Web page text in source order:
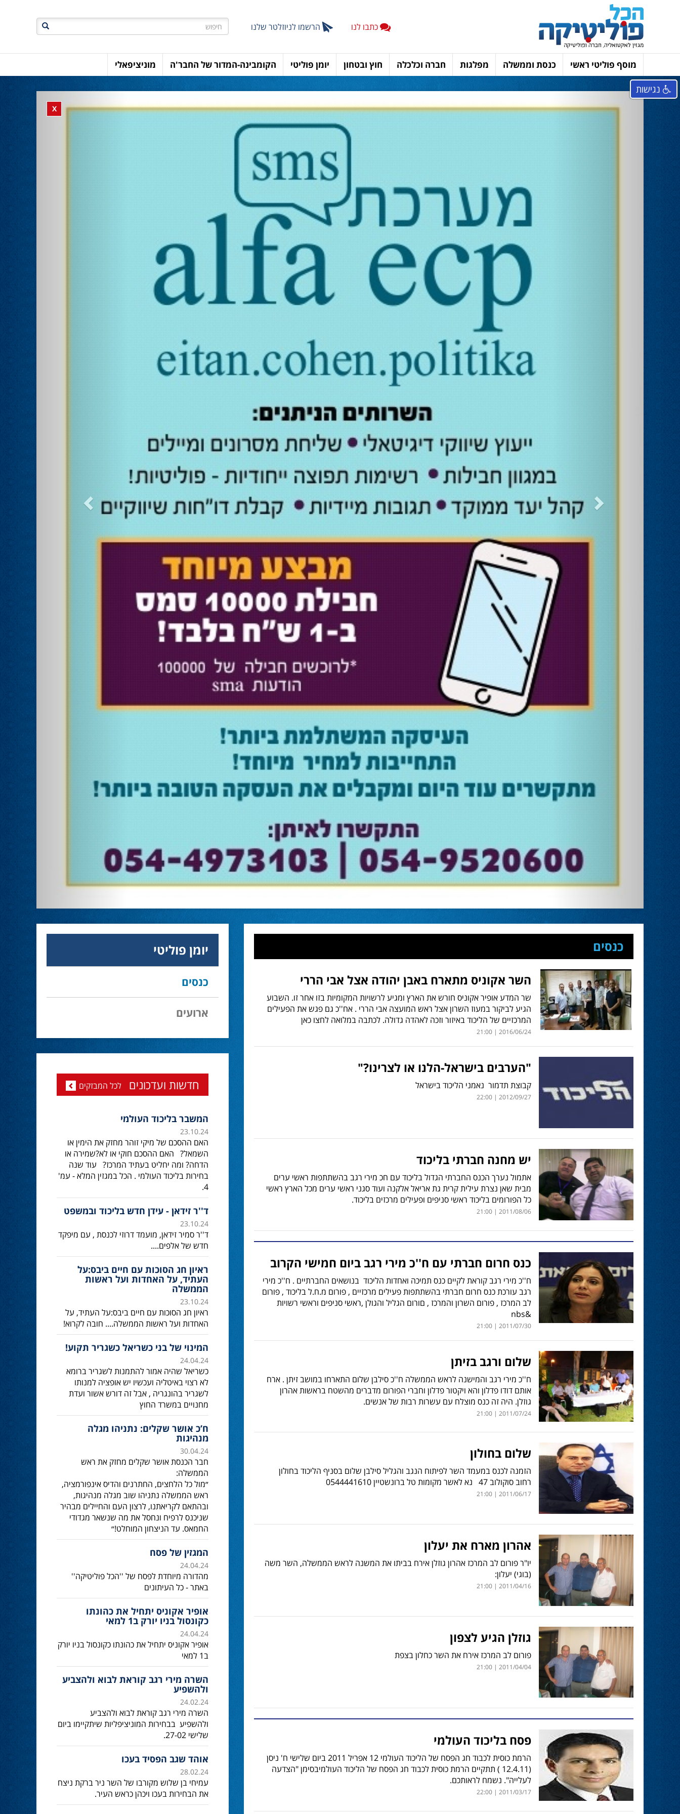
חיפוש כתבו לנו הרשמו לניוזלטר שלנו
מוסף פוליטי ראשי כנסת וממשלה מפלגות חברה וכלכלה חוץ ובטחון יומן פוליטי הקומבינה-המדור של החבר'ה מוניציפאלי
Close banner
X
כנסים
השר אקוניס מתארח באבן יהודה אצל אבי הררי
שר המדע אופיר אקוניס חורש את הארץ ומגיע לרשויות המקומיות בזו אחר זו. השבוע
הגיע לביקור במעוז השרון אצל ראש המועצה אבי הררי . אח''כ גם פגש את הפעילים
המרכזיים של הליכוד באיזור וזכה לאהדה גדולה. לכתבה במלואה לחצו כאן
2016/06/24 | 21:00
"הערבים בישראל-הלנו או לצרינו?"
קבוצת תדמור נאמני הליכוד בישראל
2012/09/27 | 22:00
יש מחנה חברתי בליכוד
אתמול נערך הכנס החברתי הגדול בליכוד עם חכ מירי רגב בהשתתפות ראשי ערים
מבית שאן נצרת עילית קרית גת אריאל אלקנה ועוד סגני ראשי ערים מכל הארץ ראשי
כל הפורומים בליכוד ראשי סניפים ופעילים מרכזים בליכוד.
2011/08/06 | 21:00
כנס חרום חברתי עם ח''כ מירי רגב ביום חמישי הקרוב
ח''כ מירי רגב קוראת לקיים כנס תמיכה ואחדות הליכוד בנושאים החברתיים . ח''כ מירי
רגב עורכת כנס חרום חברתי בהשתתפות פעילים מרכזיים , פורום מ.ח.ל בליכוד , פורום
לב המרכז , פורום השרון והמרכז , םורום הגליל והגולן ,ראשי סניפים וראשי רשויות
&nbs
2011/07/30 | 21:00
שלום ורגב בזיתן
ח''כ מירי רגב והמישנה לראש הממשלה ח''כ סילבן שלום התארחו במושב זיתן . ארח
אותם דודו פדלון והא ויקטור פדלון וחברי הפורום מדברים מהשטח בראשות אהרון
גוזלן. היה זה כנס מוצלח עם עשרות רבות של אנשים.
2011/07/24 | 21:00
שלום בחולון
הזמנה לכנס במעמד השר לפיתוח הנגב והגליל סילבן שלום בסניף הליכוד בחולון
רחוב סוקולוב 47 נא לאשר מקומות טל ברונשטיין 0544441610
2011/06/17 | 21:00
אהרון מארח את יעלון
יו"ר פורום לב המרכז אהרון גוזלן אירח בביתו את המשנה לראש הממשלה, השר משה
(בוגי) יעלון:
2011/04/16 | 21:00
גוזלן הגיע לצפון
פורום לב המרכז אירח את השר כחלון בצפת
2011/04/04 | 21:00
פסח בליכוד העולמי
הרמת כוסית לכבוד חג הפסח של הליכוד העולמי 12 אפריל 2011 ביום שלישי ח' ניסן
(12.4.11 ) תתקיים הרמת כוסית לכבוד חג הפסח של הליכוד העולמיבסימן "הצדעה
לעלייה". נשמח לראותכם.
2011/03/17 | 22:00
יומן פוליטי
כנסים
ארועים
חדשות ועדכונים לכל המבזקים
המשבר בליכוד העולמי
23.10.24
האם ההסכם של מיקי זוהר מחזק את הימין או
השמאל? האם ההסכם חוקי או לא?שמירה או
הדחה? ומה יחליט בעתיד המרכז? עוד שנה
בחירות בליכוד העולמי . הכל במגזין המלא - עמ'
4.
ד''ר זידאן - עידן חדש בליכוד ובמשפט
23.10.24
ד''ר סמיר זידאן, מועמד דרוזי לכנסת , עם מיפקד
חדש של אלפים....
ראיון חג הסוכות עם חיים ביבס:על
העתיד, על האחדות ועל ראשות
הממשלה
23.10.24
ראיון חג הסוכות עם חיים ביבס:על העתיד, על
האחדות ועל ראשות הממשלה.... חובה לקרוא!
המינוי של בני כשריאל כשגריר תקוע!
24.04.24
כשריאל שהיה אמור להתמנות לשגריר ברומא
לא רצוי באיטליה ועכשיו יש אופציה למנותו
לשגריר בהונגריה , אבל זה דורש אשור ועדת
מחנויים במשרד החוץ
ח’כ אושר שקלים: נתניהו מגלה
מנהיגות
30.04.24
חבר הכנסת אושר שקלים מחזק את ראש
הממשלה:
״מול כל הלחצים, החתרנים והדיס אינפורמציה,
ראש הממשלה נתניהו שוב מגלה מנהיגות,
ובהתאם לקריאתנו, לרצון העם והחיילים מבהיר
שניכנס לרפיח ונחסל את מה שנשאר מגדודי
החמאס. עד הניצחון המוחלט!״
המגזין של פסח
24.04.24
מהדורה מיוחדת לפסח של ''הכל פוליטיקה''
באתר - כל העיתונים
אופיר אקוניס יתחיל את כהונתו
כקונסול בניו יורק ב1 למאי
24.04.24
אופיר אקוניס יתחיל את כהונתו כקונסול בניו יורק
ב1 למאי
השרה מירי רגב קוראת לבוא ולהצביע
ולהשפיע
24.02.24
השרה מירי רגב קוראת לבוא ולהצביע
ולהשפיע בבחירות המוניציפליות שיתקיימו ביום
שלישי 27-02.
אוהד שגב הפסיד בעכו
28.02.24
עמיחי בן שלוש מקורבו של השר ניר ברקת ניצח
את הבחירות בעכו ויכהן כראש העיר.
נגישות